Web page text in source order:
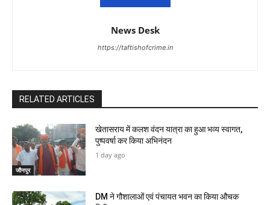
News Desk
https://taftishofcrime.in
RELATED ARTICLES
जौनपुर
खेतासराय में कलश वंदन यात्रा का हुआ भव्य स्वागत,
पुष्पवर्षा कर किया अभिनंदन
1 day ago
DM ने गौशालाओं एवं पंचायत भवन का किया औचक